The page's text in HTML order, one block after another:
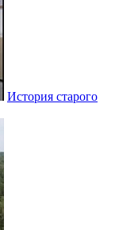
История старого